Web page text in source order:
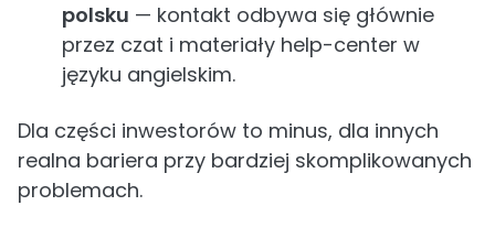
polsku — kontakt odbywa się głównie
przez czat i materiały help-center w
języku angielskim.
Dla części inwestorów to minus, dla innych
realna bariera przy bardziej skomplikowanych
problemach.